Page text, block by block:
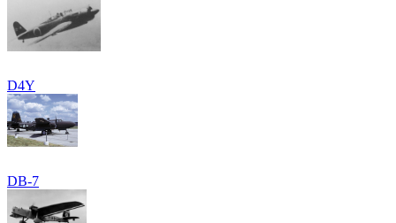
D4Y
DB-7